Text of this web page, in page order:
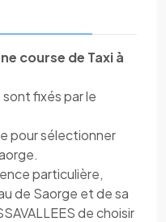
course de Taxi à
fixés par le
pour sélectionner
particulière,
de Saorge et de sa
de choisir